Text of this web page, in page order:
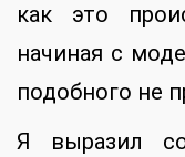
как это
начиная с
подобного не
Я выразил